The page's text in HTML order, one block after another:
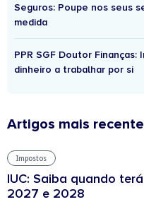
Seguros: Poupe nos seus
medida
PPR SGF Doutor Finanças:
dinheiro a trabalhar por si
Artigos mais
Impostos
IUC: Saiba quando
2027 e 2028